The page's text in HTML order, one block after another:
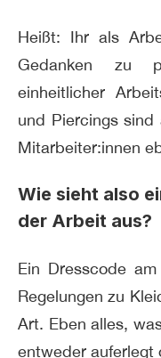
Heißt: Ihr als
Gedanken zu
einheitlicher
und Piercings sind
Mitarbeiter:innen
Wie sieht also
der Arbeit aus?
Ein Dresscode
Regelungen zu
Art. Eben alles,
entweder auferlegt